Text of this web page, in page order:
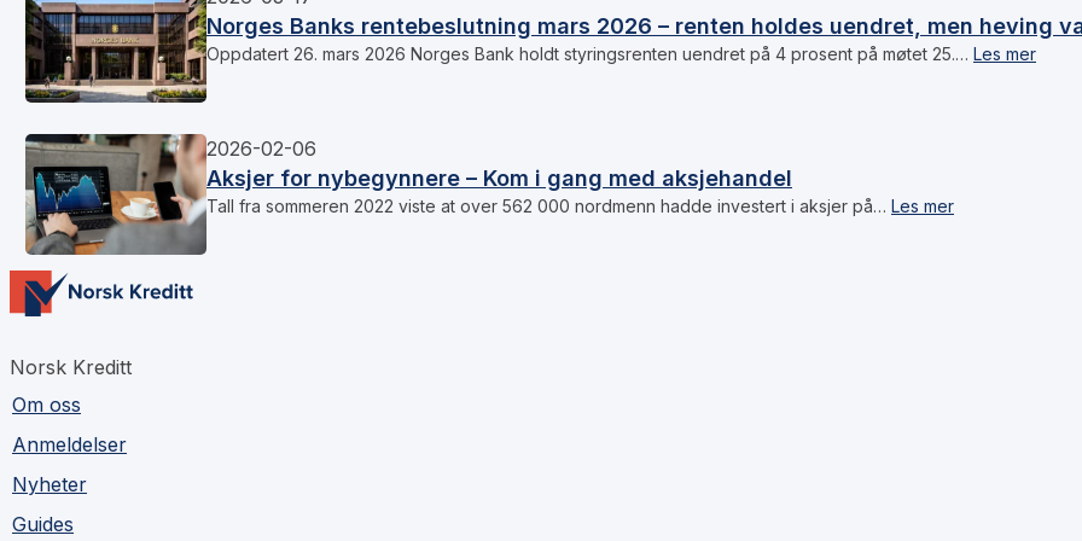
Norges Banks rentebeslutning mars 2026 – renten holdes uendret, men heving
Oppdatert 26. mars 2026 Norges Bank holdt styringsrenten uendret på 4 prosent på møtet 25.… Les mer
2026-02-06
Aksjer for nybegynnere – Kom i gang med aksjehandel
Tall fra sommeren 2022 viste at over 562 000 nordmenn hadde investert i aksjer på… Les mer
Norsk Kreditt
Om oss
Anmeldelser
Nyheter
Guides